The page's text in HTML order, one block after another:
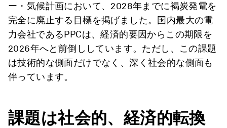
ー・気候計画において、2028年までに褐炭発電を
完全に廃止する目標を掲げました。国内最大の電
力会社であるPPCは、経済的要因からこの期限を
2026年へと前倒ししています。ただし、この課題
は技術的な側面だけでなく、深く社会的な側面も
伴っています。
課題は社会的、経済的転換